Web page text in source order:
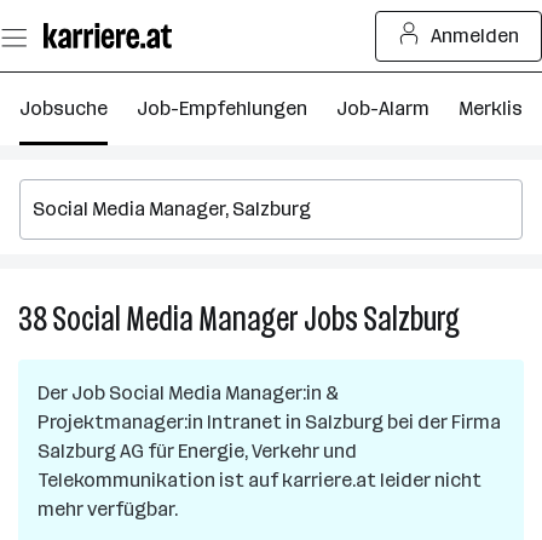
Seiteninhalt
springen
Anmelden
Jobsuche Job-Empfehlungen Job-Alarm Merkliste
38Social Media ManagerJobsSalzburg38
Social
Jobs
Salzburg
Der Job Social Media Manager:in &
Projektmanager:in Intranet in Salzburg bei der Firma
Salzburg AG für Energie, Verkehr und
Telekommunikation ist auf karriere.at leider nicht
mehr verfügbar.